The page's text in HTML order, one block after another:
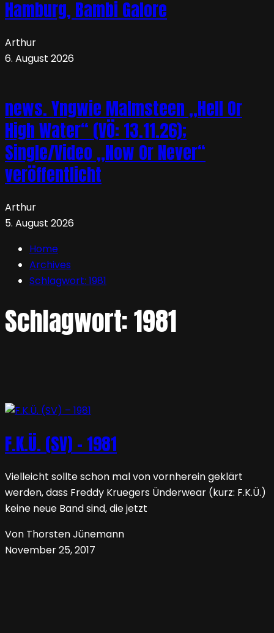
Hamburg, Bambi Galore
Arthur
6. August 2026
news. Yngwie Malmsteen „Hell Or
High Water“ (VÖ: 13.11.26);
Single/Video „Now Or Never“
veröffentlicht
Arthur
5. August 2026
Home
Archives
Schlagwort: 1981
Schlagwort:1981
F.K.Ü. (SV) – 1981
Vielleicht sollte schon mal von vornherein geklärt
werden, dass Freddy Kruegers Ünderwear (kurz: F.K.Ü.)
keine neue Band sind, die jetzt
Von Thorsten Jünemann
November 25, 2017